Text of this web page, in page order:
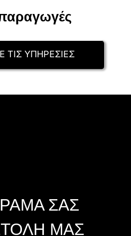
ΤΙΣ ΥΠΗΡΕΣΙΕΣ
ΣΑΣ
ΜΑΣ